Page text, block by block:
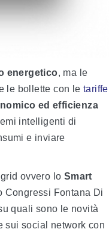
energetico, ma le
le bollette con letariffe
ed efficienza
intelligenti di
e inviare
ovvero lo Smart
Congressi Fontana Di
quali sono le novità
sui social network con